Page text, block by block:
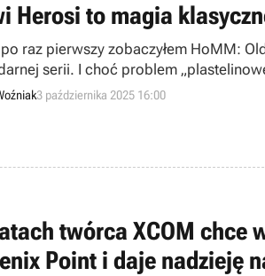
Herosi to magia
raz pierwszy zobaczyłem HoMM:
serii. I choć problem
wyszedłem zszokowany – pod
3 października 2025 16:00
twórca XCOM chce
Point i daje nadzieję